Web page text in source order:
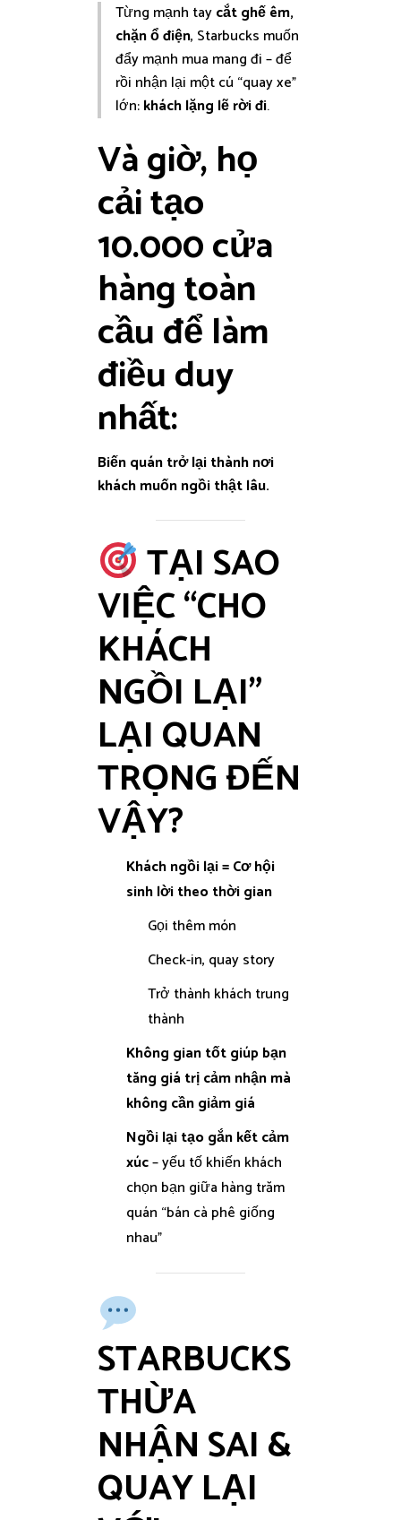
Từng mạnh taycắt ghế êm,
chặn ổ điện, Starbucks muốn
đẩy mạnh mua mang đi – để
rồi nhận lại một cú “quay xe”
lớn:khách lặng lẽ rời đi.
Và giờ, họ
cải tạo
10.000 cửa
hàng toàn
cầuđể làm
điều duy
nhất:
Biến quán trở lại thành nơi
khách muốn ngồi thật lâu.
TẠI SAO
VIỆC “CHO
KHÁCH
NGỒI LẠI”
LẠI QUAN
TRỌNG ĐẾN
VẬY?
Khách ngồi lại = Cơ hội
sinh lời theo thời gian
Gọi thêm món
Check-in, quay story
Trở thành khách trung
thành
Không gian tốt giúp bạn
tăng giá trị cảm nhận mà
không cần giảm giá
Ngồi lại tạo gắn kết cảm
xúc– yếu tố khiến khách
chọn bạn giữa hàng trăm
quán “bán cà phê giống
nhau”
STARBUCKS
THỪA
NHẬN SAI &
QUAY LẠI